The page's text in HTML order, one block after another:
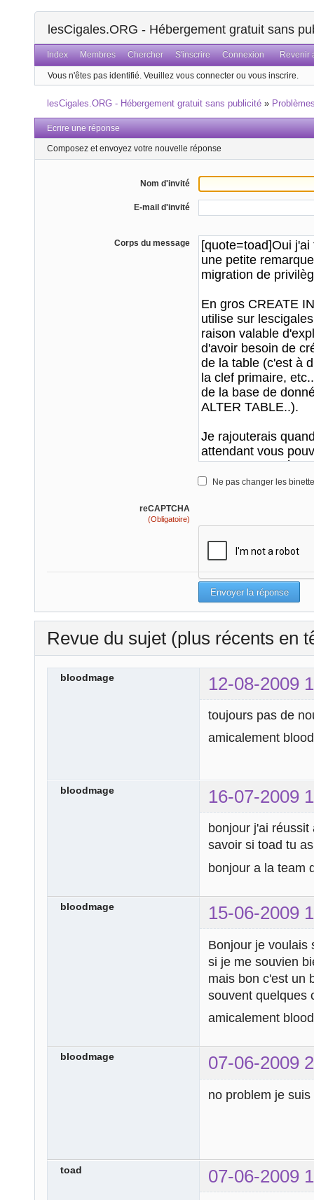
lesCigales.ORG - Hébergement gratuit sans
Index Membres Chercher S'inscrire Connexion Revenir
Vous n'êtes pas identifié. Veuillez vous connecter ou vous inscrire.
lesCigales.ORG - Hébergement gratuit sans publicité »
Ecrire une réponse
Composez et envoyez votre nouvelle réponse
Nom d'invité
E-mail d'invité
Corps du message
Ne pas changer les
reCAPTCHA
(Obligatoire)
Revue du sujet (plus récents en
bloodmage 12-08-2009
toujours pas de
amicalement
bloodmage 16-07-2009
bonjour j'ai
savoir si toad tu
bonjour a la team
bloodmage 15-06-2009
Bonjour je voulais
si je me souvien
mais bon c'est un
souvent quelques
amicalement
bloodmage 07-06-2009
no problem je
toad 07-06-2009